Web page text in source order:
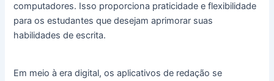
computadores. Isso proporciona praticidade e flexibilidade
para os estudantes que desejam aprimorar suas
habilidades de escrita.
Em meio à era digital, os aplicativos de redação se